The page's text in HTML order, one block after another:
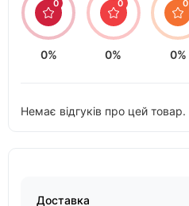
0
0%
0
0%
0
0%
Немає відгуків про цей товар.
Доставка